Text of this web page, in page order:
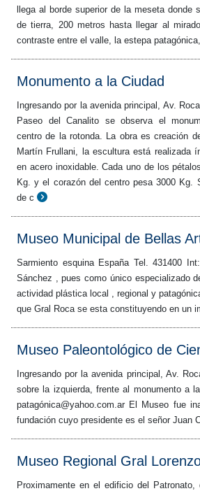
llega al borde superior de la meseta
de tierra, 200 metros hasta llegar al
contraste entre el valle, la estepa
Monumento a la Ciudad
Ingresando por la avenida principal, Av.
Paseo del Canalito se observa el
centro de la rotonda. La obra es creación
Martín Frullani, la escultura está realizada
en acero inoxidable. Cada uno de los
Kg. y el corazón del centro pesa 3000 Kg.
de c
Museo Municipal de Bellas
Sarmiento esquina España Tel. 431400
Sánchez , pues como único especializado
actividad plástica local , regional y
que Gral Roca se esta constituyendo en un
Museo Paleontológico de
Ingresando por la avenida principal, Av.
sobre la izquierda, frente al monumento a
patagónica@yahoo.com.ar El Museo fue
fundación cuyo presidente es el señor Juan
Museo Regional Gral
Proximamente en el edificio del